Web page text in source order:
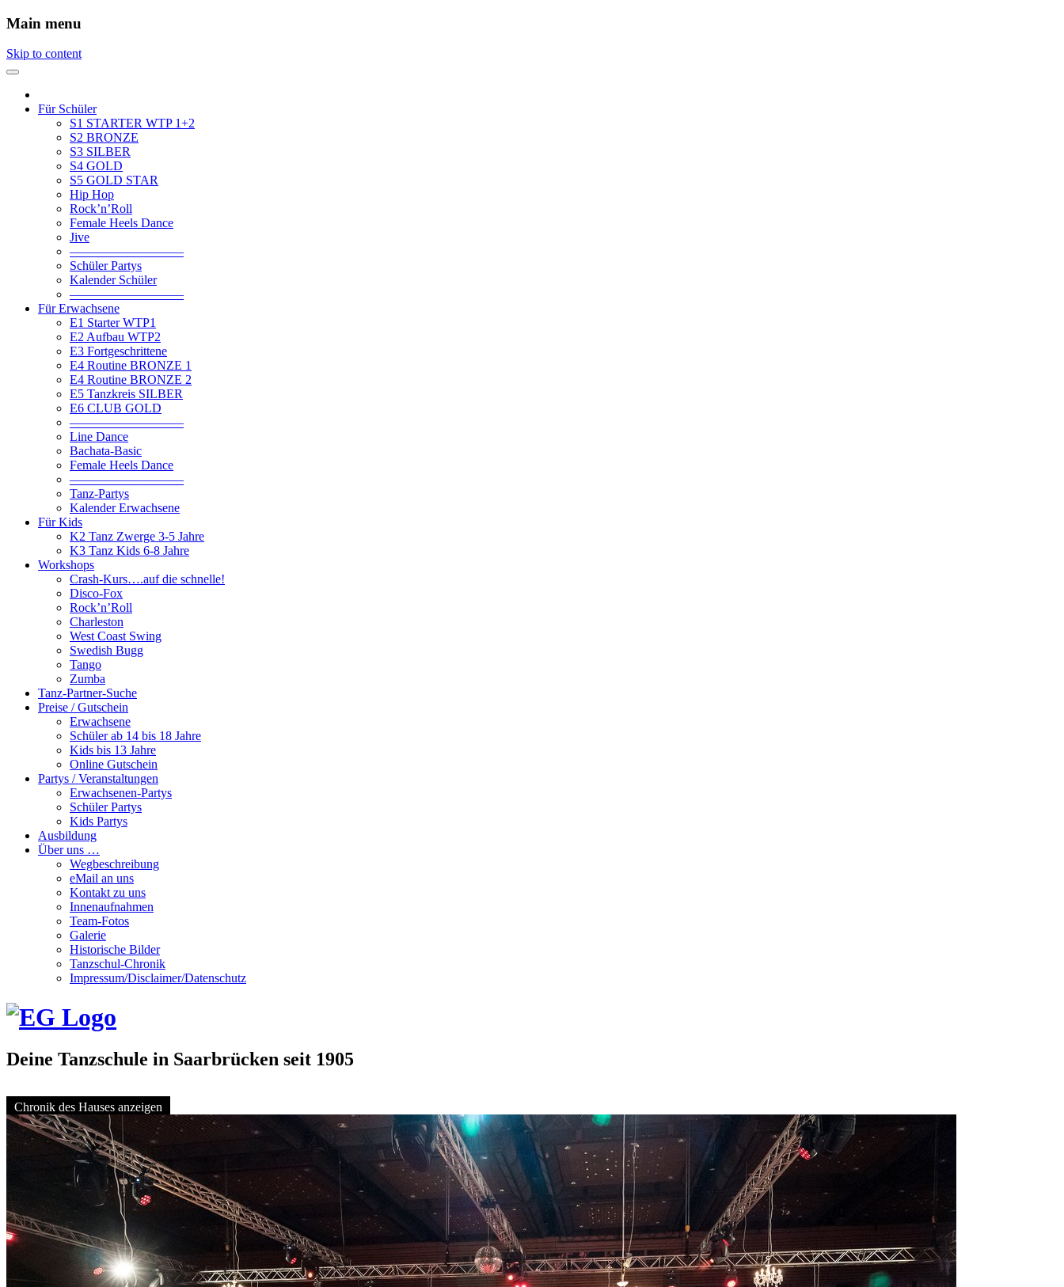
Main menu
Skip to content
Für Schüler
S1 STARTER WTP 1+2
S2 BRONZE
S3 SILBER
S4 GOLD
S5 GOLD STAR
Hip Hop
Rock’n’Roll
Female Heels Dance
Jive
—————————
Schüler Partys
Kalender Schüler
—————————
Für Erwachsene
E1 Starter WTP1
E2 Aufbau WTP2
E3 Fortgeschrittene
E4 Routine BRONZE 1
E4 Routine BRONZE 2
E5 Tanzkreis SILBER
E6 CLUB GOLD
—————————
Line Dance
Bachata-Basic
Female Heels Dance
—————————
Tanz-Partys
Kalender Erwachsene
Für Kids
K2 Tanz Zwerge 3-5 Jahre
K3 Tanz Kids 6-8 Jahre
Workshops
Crash-Kurs….auf die schnelle!
Disco-Fox
Rock’n’Roll
Charleston
West Coast Swing
Swedish Bugg
Tango
Zumba
Tanz-Partner-Suche
Preise / Gutschein
Erwachsene
Schüler ab 14 bis 18 Jahre
Kids bis 13 Jahre
Online Gutschein
Partys / Veranstaltungen
Erwachsenen-Partys
Schüler Partys
Kids Partys
Ausbildung
Über uns …
Wegbeschreibung
eMail an uns
Kontakt zu uns
Innenaufnahmen
Team-Fotos
Galerie
Historische Bilder
Tanzschul-Chronik
Impressum/Disclaimer/Datenschutz
Deine Tanzschule in Saarbrücken seit 1905
Chronik des Hauses anzeigen